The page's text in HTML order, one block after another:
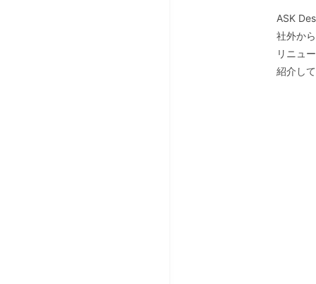
ASK
社外か
リニュ
紹介して